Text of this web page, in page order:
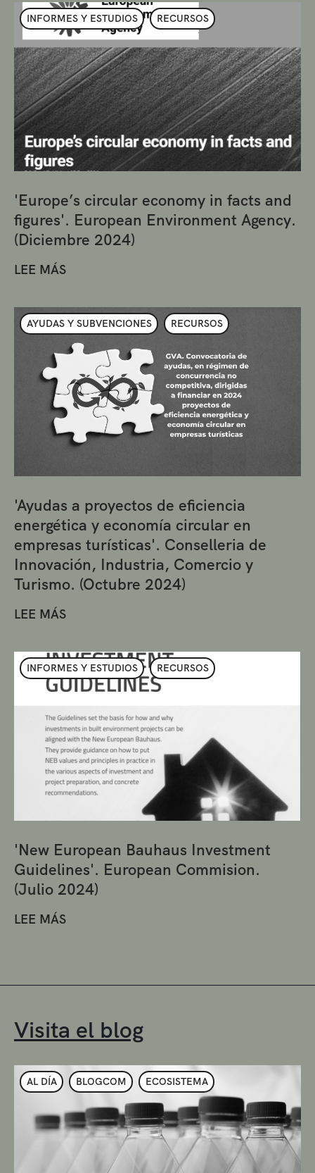
INFORMES Y ESTUDIOS RECURSOS
'Europe’s circular economy in facts and
figures'. European Environment Agency.
(Diciembre 2024)
LEE MÁS
AYUDAS Y SUBVENCIONES RECURSOS
'Ayudas a proyectos de eficiencia
energética y economía circular en
empresas turísticas'. Conselleria de
Innovación, Industria, Comercio y
Turismo. (Octubre 2024)
LEE MÁS
INFORMES Y ESTUDIOS RECURSOS
'New European Bauhaus Investment
Guidelines'. European Commision.
(Julio 2024)
LEE MÁS
Visita el blog
AL DÍA BLOGCOM ECOSISTEMA